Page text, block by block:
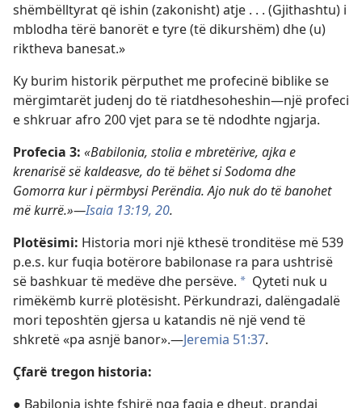
shëmbëlltyrat që ishin (zakonisht) atje . . . (Gjithashtu) i
mblodha tërë banorët e tyre (të dikurshëm) dhe (u)
riktheva banesat.»
Ky burim historik përputhet me profecinë biblike se
mërgimtarët judenj do të riatdhesoheshin​—një profeci
e shkruar afro 200 vjet para se të ndodhte ngjarja.
Profecia 3: «Babilonia, stolia e mbretërive, ajka e
krenarisë së kaldeasve, do të bëhet si Sodoma dhe
Gomorra kur i përmbysi Perëndia. Ajo nuk do të banohet
më kurrë.»​—Isaia 13:19, 20.
Plotësimi: Historia mori një kthesë tronditëse më 539
p.e.s. kur fuqia botërore babilonase ra para ushtrisë
së bashkuar të medëve dhe persëve. * Qyteti nuk u
rimëkëmb kurrë plotësisht. Përkundrazi, dalëngadalë
mori teposhtën gjersa u katandis në një vend të
shkretë «pa asnjë banor».​—Jeremia 51:37.
Çfarë tregon historia:
● Babilonia ishte fshirë nga faqja e dheut, prandaj